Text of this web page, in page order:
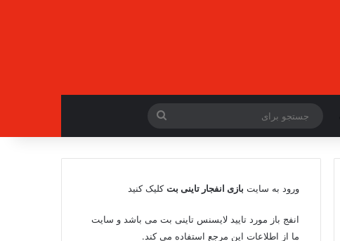
جستجو
برای
ورود به سایت بازی انفجار تاینی بتکلیک کنید
انفج باز مورد تایید لایسنس تاینی بت می باشد و سایت
ما از اطلاعات این مرجع استفاده می کند.